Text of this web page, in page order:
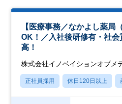
【医療事務／なかよし薬局
OK！／入社後研修有・社
高！
株式会社イノベイションオブメ
正社員採用 休日120日以上